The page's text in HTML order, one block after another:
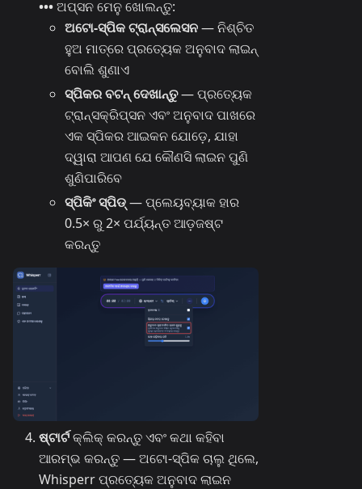
•••ଅପ୍‌ସନ ମେନୁ ଖୋଲନ୍ତୁ:
ଅଟୋ-ସ୍ପିକ ଟ୍ରାନ୍ସଲେସନ— ନିଶ୍ଚିତ
ହୁଅ ମାତ୍ରେ ପ୍ରତ୍ୟେକ ଅନୁବାଦ ଲାଇନ୍
ବୋଲି ଶୁଣାଏ
ସ୍ପିକର ବଟନ୍ ଦେଖାନ୍ତୁ— ପ୍ରତ୍ୟେକ
ଟ୍ରାନ୍ସ‌କ୍ରିପ୍‌ସନ ଏବଂ ଅନୁବାଦ ପାଖରେ
ଏକ ସ୍ପିକର ଆଇକନ ଯୋଡ଼େ, ଯାହା
ଦ୍ୱାରା ଆପଣ ଯେ କୌଣସି ଲାଇନ ପୁଣି
ଶୁଣିପାରିବେ
ସ୍ପିକିଂ ସ୍ପିଡ୍— ପ୍ଲେୟ଼ବ୍ୟାକ ହାର
0.5× ରୁ 2× ପର୍ଯ୍ୟନ୍ତ ଆଡ଼ଜଷ୍ଟ
କରନ୍ତୁ
ଷ୍ଟାର୍ଟକ୍ଲିକ୍ କରନ୍ତୁ ଏବଂ କଥା କହିବା
ଆରମ୍ଭ କରନ୍ତୁ — ଅଟୋ-ସ୍ପିକ ଚାଲୁ ଥିଲେ,
Whisperr ପ୍ରତ୍ୟେକ ଅନୁବାଦ ଲାଇନ